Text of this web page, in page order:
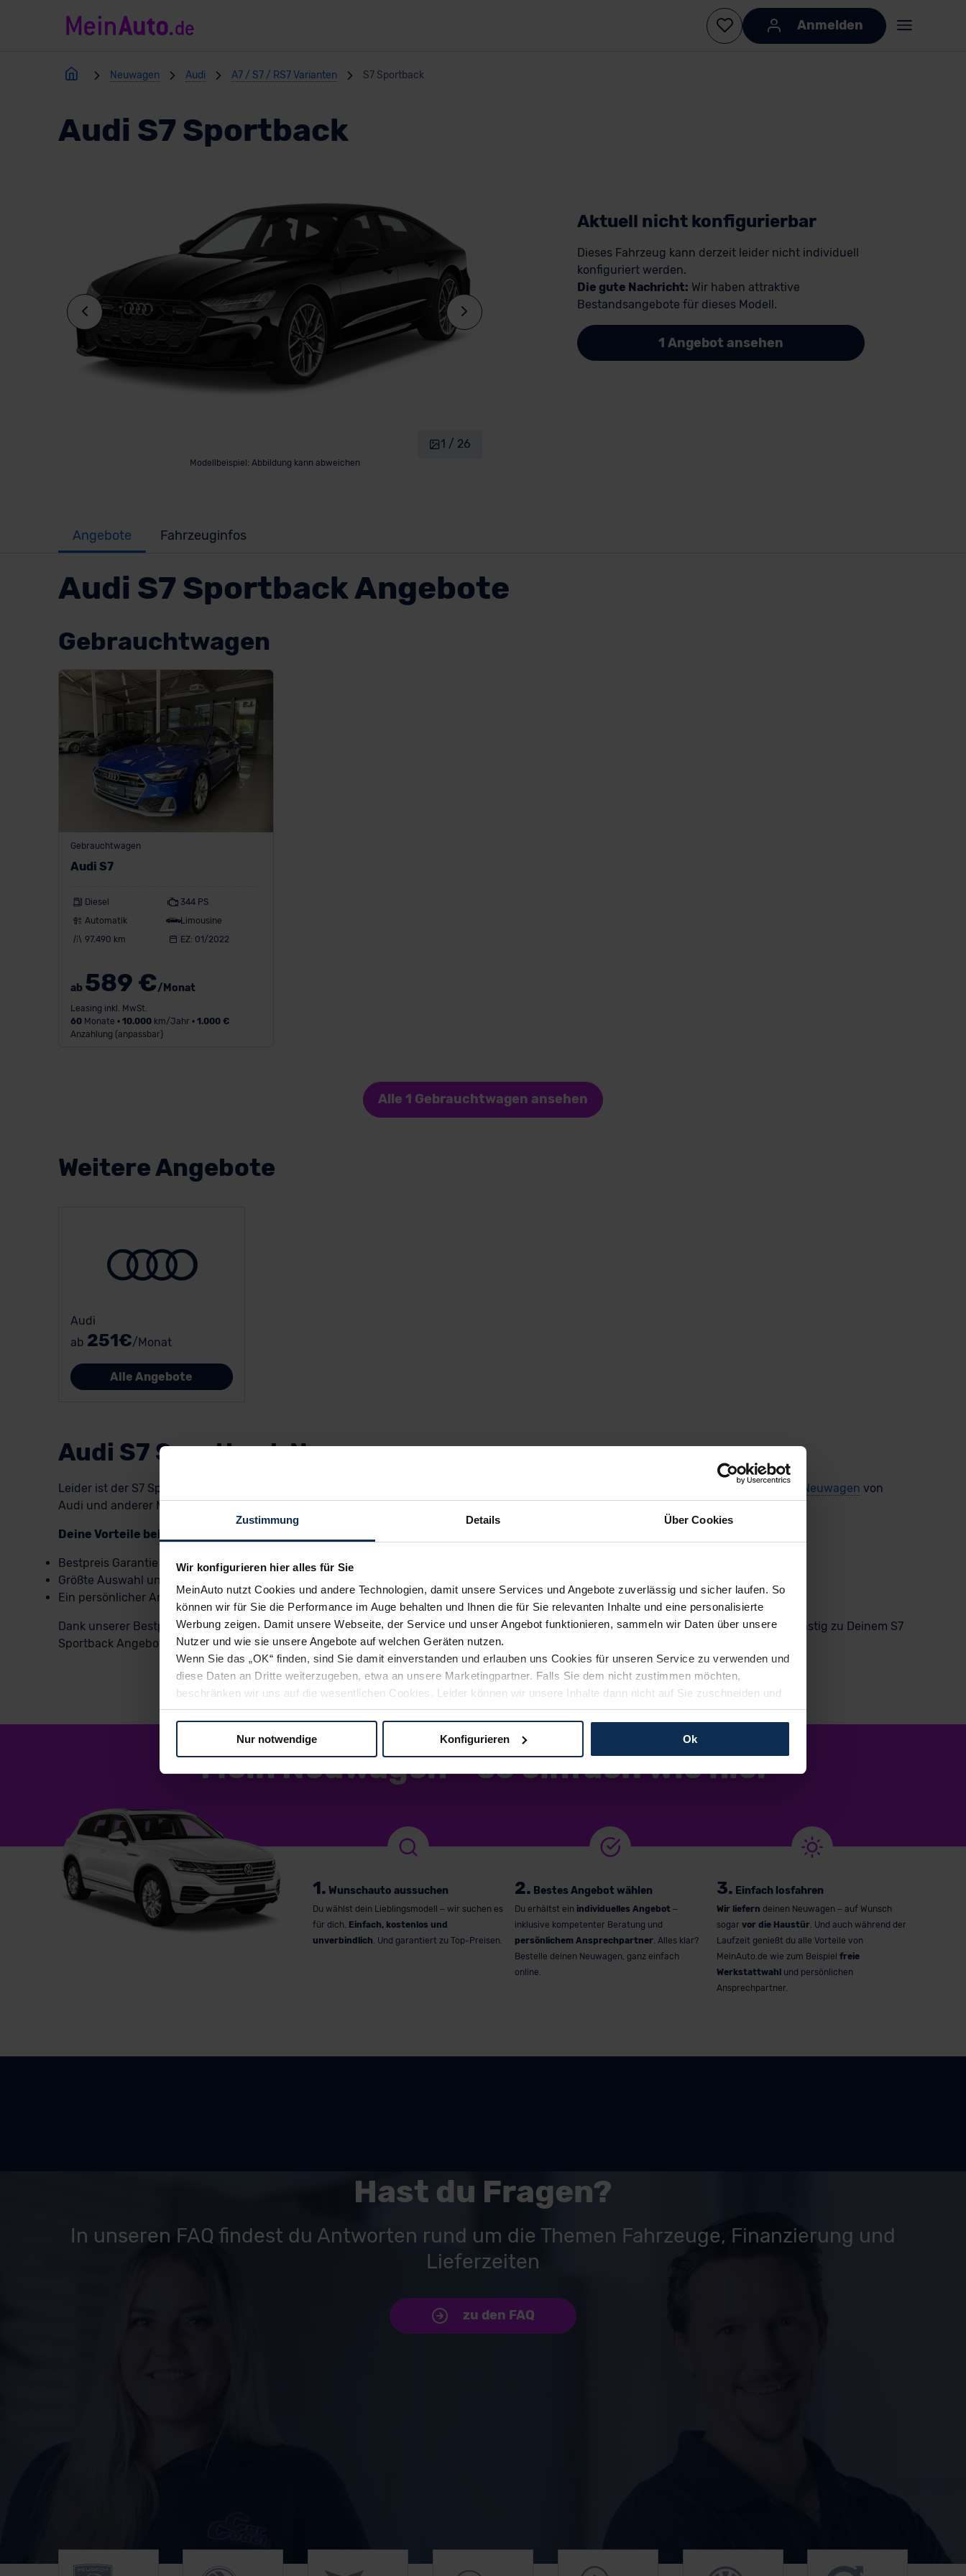
Zustimmung Details Über Cookies
Wir konfigurieren hier alles für Sie
MeinAuto nutzt Cookies und andere Technologien, damit unsere Services und Angebote zuverlässig und sicher laufen. So
können wir für Sie die Performance im Auge behalten und Ihnen die für Sie relevanten Inhalte und eine personalisierte
Werbung zeigen. Damit unsere Webseite, der Service und unser Angebot funktionieren, sammeln wir Daten über unsere
Nutzer und wie sie unsere Angebote auf welchen Geräten nutzen.
Wenn Sie das „OK“ finden, sind Sie damit einverstanden und erlauben uns Cookies für unseren Service zu verwenden und
diese Daten an Dritte weiterzugeben, etwa an unsere Marketingpartner. Falls Sie dem nicht zustimmen möchten,
beschränken wir uns auf die wesentlichen Cookies. Leider können wir unsere Inhalte dann nicht auf Sie zuschneiden und
Sie somit nicht perfekt auf dem Weg zu Ihrem Neuwagen unterstützen. Sie können die Einstellungen jederzeit anpassen
nicht, diese Daten an Empfänger außerhalb der EU zu übermitteln oder dort verarbeiten zu lassen. Soweit eine
Angemessenheitsbeschlusses der EU-Kommission (Art. 45 Abs. 1 DSGVO), von Standarddatenschutzklauseln (Art. 46
Abs. 2 lit. c DSGVO) oder wenn Sie hierzu Ihre Einwilligung freiwillig erteilen. Nähere Informationen zu den bestehenden
Datenschutzklauseln können Sie über den Kontakt zu unserem Datenschutzbeauftragten unter datenschutz@meinauto.de
anfordern.
Datenschutzerklärung
Nur notwendige Konfigurieren Ok
Anmelden
Neuwagen Audi A7 / S7 / RS7 Varianten S7 Sportback
Audi S7 Sportback
Modellbeispiel: Abbildung kann abweichen
1 / 26
Aktuell nicht konfigurierbar
Dieses Fahrzeug kann derzeit leider nicht individuell
konfiguriert werden.
Die gute Nachricht: Wir haben attraktive
Bestandsangebote für dieses Modell.
1 Angebot ansehen
Angebote Fahrzeuginfos
Audi S7 Sportback Angebote
Gebrauchtwagen
Gebrauchtwagen
Audi S7
Diesel
344 PS
Automatik
Limousine
97.490 km
EZ: 01/2022
ab 589 €/Monat
Leasing inkl. MwSt.
60Monate • 10.000km/Jahr • 1.000 €
Anzahlung (anpassbar)
Alle 1 Gebrauchtwagen ansehen
Weitere Angebote
Audi
ab 251€/Monat
Alle Angebote
Audi S7 Sportback Neuwagen
Leider ist der S7 Sportback von Audi als Neufahrzeug nicht beim Hersteller bestellbar. Wir haben aber Alternativen für Dich: Vergleichbare Neuwagen von
Audi und anderer Marken, sowie unserelimitierten MeinAuto.de Dealsmit verkürzten Lieferzeiten und hohen Preisnachlässen!
Deine Vorteile beim Audi S7 Sportback Neuwagen vom Marktführer:
Bestpreis Garantie
Größte Auswahl und schnelle Lieferung
Ein persönlicher Ansprechpartner
Dank unserer Bestpreis-Garantie, unseren umfangreichen Serviceleistungen und der Haustürlieferung kommst Du einfach, sicher und günstig zu Deinem S7
Sportback Angebot– inklusive persönlicher Beratung. Bei uns findest Du alles aus einer Hand.
Mein Neuwagen–so einfachwie nie.
1. Wunschauto aussuchen
Du wählst dein Lieblingsmodell – wir suchen es
für dich. Einfach, kostenlos und
unverbindlich . Und garantiert zu Top-Preisen.
2. Bestes Angebot wählen
Du erhältst ein individuelles Angebot –
inklusive kompetenter Beratung und
persönlichem Ansprechpartner . Alles klar?
Bestelle deinen Neuwagen, ganz einfach
online.
3. Einfach losfahren
Wir liefern deinen Neuwagen – auf Wunsch
sogarvor die Haustür . Und auch während der
Laufzeit genießt du alle Vorteile von
MeinAuto.de wie zum Beispielfreie
Werkstattwahl und persönlichen
Ansprechpartner.
Hast du Fragen?
In unseren FAQ findest du Antworten rund um die Themen Fahrzeuge, Finanzierung und
Lieferzeiten
zu den FAQ